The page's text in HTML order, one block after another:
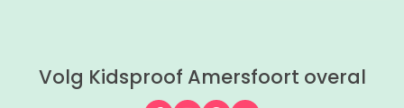
inspireren door deze leuke zomertips!.
Volg Kidsproof Amersfoort overal